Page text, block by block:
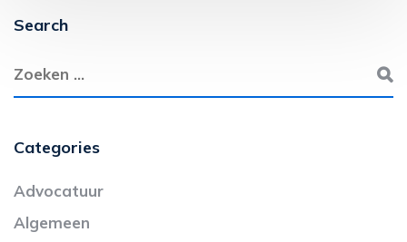
Search
Categories
Advocatuur
Algemeen